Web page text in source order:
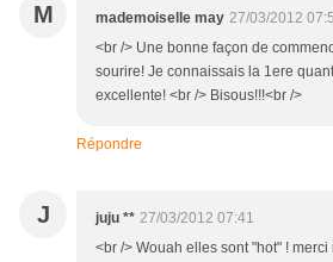
M mademoiselle may 27/03/2012
<br /> Une bonne façon de
sourire! Je connaissais la 1ere
excellente! <br /> Bisous!!!<br />
Répondre
J juju ** 27/03/2012 07:41
<br /> Wouah elles sont "hot" !